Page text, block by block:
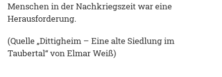
Menschen in der Nachkriegszeit war eine
Herausforderung.
(Quelle „Dittigheim – Eine alte Siedlung im
Taubertal“ von Elmar Weiß)